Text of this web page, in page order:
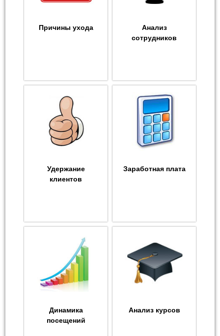
Причины ухода
Анализ
сотрудников
Удержание
клиентов
Заработная плата
Динамика
посещений
Анализ курсов